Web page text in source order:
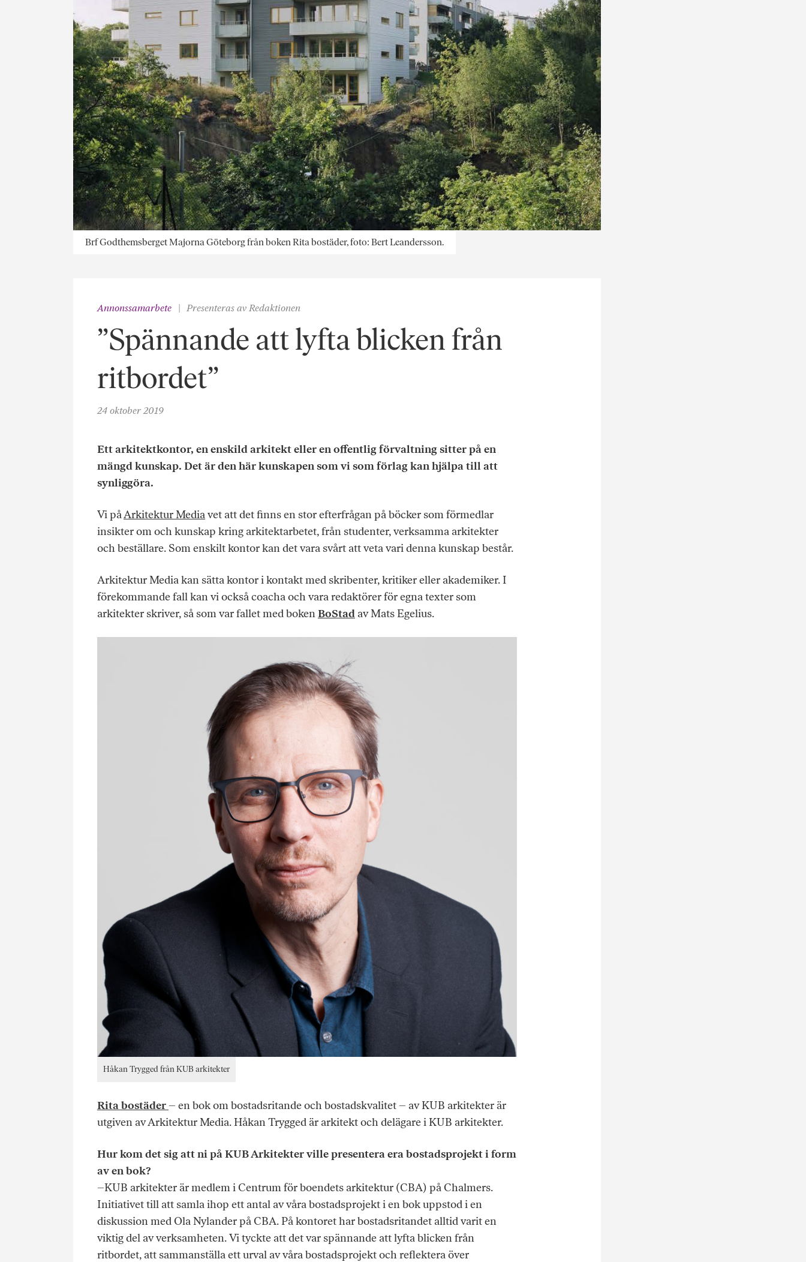
Brf Godthemsberget Majorna Göteborg från boken Rita bostäder, foto: Bert Leandersson.
Annonssamarbete Presenteras av Redaktionen
”Spännande att lyfta blicken från
ritbordet”
24 oktober 2019
Ett arkitektkontor, en enskild arkitekt eller en offentlig förvaltning sitter på en
mängd kunskap. Det är den här kunskapen som vi som förlag kan hjälpa till att
synliggöra.
Vi påArkitektur Mediavet att det finns en stor efterfrågan på böcker som förmedlar
insikter om och kunskap kring arkitektarbetet, från studenter, verksamma arkitekter
och beställare. Som enskilt kontor kan det vara svårt att veta vari denna kunskap består.
Arkitektur Media kan sätta kontor i kontakt med skribenter, kritiker eller akademiker. I
förekommande fall kan vi också coacha och vara redaktörer för egna texter som
arkitekter skriver, så som var fallet med bokenBoStad av Mats Egelius.
Håkan Trygged från KUB arkitekter
Rita bostäder – en bok om bostadsritande och bostadskvalitet – av KUB arkitekter är
utgiven av Arkitektur Media. Håkan Trygged är arkitekt och delägare i KUB arkitekter.
Hur kom det sig att ni på KUB Arkitekter ville presentera era bostadsprojekt i form
av en bok?
–KUB arkitekter är medlem i Centrum för boendets arkitektur (CBA) på Chalmers.
Initiativet till att samla ihop ett antal av våra bostadsprojekt i en bok uppstod i en
diskussion med Ola Nylander på CBA. På kontoret har bostadsritandet alltid varit en
viktig del av verksamheten. Vi tyckte att det var spännande att lyfta blicken från
ritbordet, att sammanställa ett urval av våra bostadsprojekt och reflektera över